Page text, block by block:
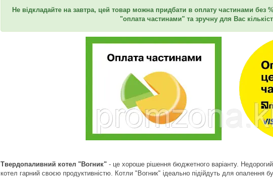
Не відкладайте на завтра, цей товар можна придбати в оплату частинами без
"оплата частинами" та зручну для Вас
Твердопаливний котел "Вогник" - це хороше рішення бюджетного варіанту.
котел гарний своєю продуктивністю. Котли "Вогник" ідеально підійдуть для опалення